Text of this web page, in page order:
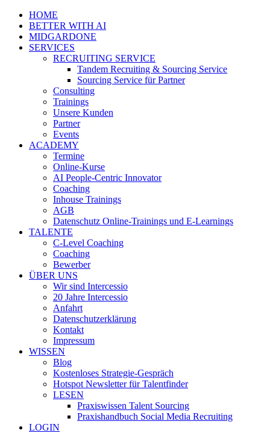
HOME
BETTER WITH AI
MIDGARDONE
SERVICES
RECRUITING SERVICE
Tandem Recruiting & Sourcing Service
Sourcing Service für Partner
Consulting
Trainings
Unsere Kunden
Partner
Events
ACADEMY
Termine
Online-Kurse
AI People-Centric Innovator
Coaching
Inhouse Trainings
AGB
Datenschutz Online-Trainings und E-Learnings
TALENTE
C-Level Coaching
Coaching
Bewerber
ÜBER UNS
Wir sind Intercessio
20 Jahre Intercessio
Anfahrt
Datenschutzerklärung
Kontakt
Impressum
WISSEN
Blog
Kostenloses Strategie-Gespräch
Hotspot Newsletter für Talentfinder
LESEN
Praxiswissen Talent Sourcing
Praxishandbuch Social Media Recruiting
LOGIN